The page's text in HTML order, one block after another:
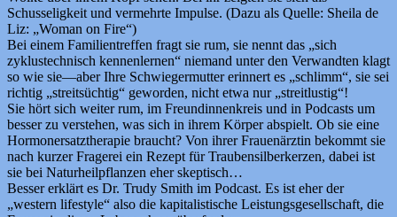
Schusseligkeit und vermehrte Impulse. (Dazu als Quelle: Sheila de
Liz: „Woman on Fire“)
Bei einem Familientreffen fragt sie rum, sie nennt das „sich
zyklustechnisch kennenlernen“ niemand unter den Verwandten klagt
so wie sie—aber Ihre Schwiegermutter erinnert es „schlimm“, sie sei
richtig „streitsüchtig“ geworden, nicht etwa nur „streitlustig“!
Sie hört sich weiter rum, im Freundinnenkreis und in Podcasts um
besser zu verstehen, was sich in ihrem Körper abspielt. Ob sie eine
Hormonersatztherapie braucht? Von ihrer Frauenärztin bekommt sie
nach kurzer Fragerei ein Rezept für Traubensilberkerzen, dabei ist
sie bei Naturheilpflanzen eher skeptisch…
Besser erklärt es Dr. Trudy Smith im Podcast. Es ist eher der
„western lifestyle“ also die kapitalistische Leistungsgesellschaft, die